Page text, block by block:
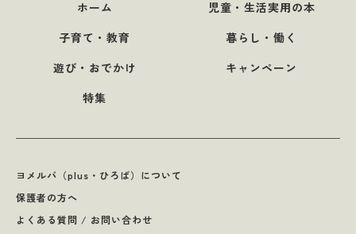
ホーム
児童・生活実用の本
子育て・教育
暮らし・働く
遊び・おでかけ
キャンペーン
特集
ヨメルバ（plus・ひろば）について
保護者の方へ
よくある質問 / お問い合わせ